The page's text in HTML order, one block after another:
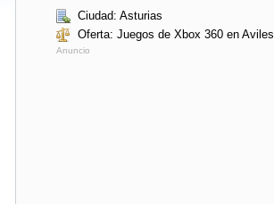
Ciudad: Asturias
Oferta: Juegos de Xbox 360 en Aviles
Anuncio